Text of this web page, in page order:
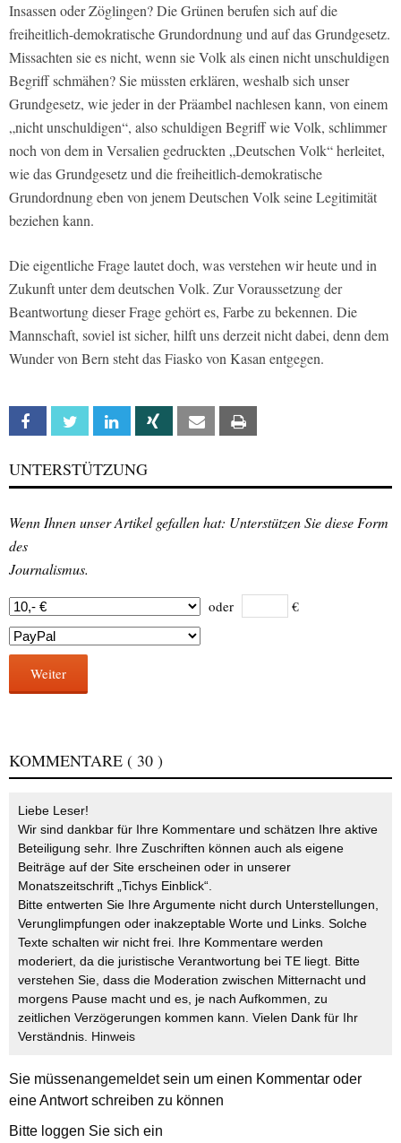
Insassen oder Zöglingen? Die Grünen berufen sich auf die
freiheitlich-demokratische Grundordnung und auf das Grundgesetz.
Missachten sie es nicht, wenn sie Volk als einen nicht unschuldigen
Begriff schmähen? Sie müssten erklären, weshalb sich unser
Grundgesetz, wie jeder in der Präambel nachlesen kann, von einem
„nicht unschuldigen“, also schuldigen Begriff wie Volk, schlimmer
noch von dem in Versalien gedruckten „Deutschen Volk“ herleitet,
wie das Grundgesetz und die freiheitlich-demokratische
Grundordnung eben von jenem Deutschen Volk seine Legitimität
beziehen kann.
Die eigentliche Frage lautet doch, was verstehen wir heute und in
Zukunft unter dem deutschen Volk. Zur Voraussetzung der
Beantwortung dieser Frage gehört es, Farbe zu bekennen. Die
Mannschaft, soviel ist sicher, hilft uns derzeit nicht dabei, denn dem
Wunder von Bern steht das Fiasko von Kasan entgegen.
Facebook Twitter Linkedin Xing Email
UNTERSTÜTZUNG
Wenn Ihnen unser Artikel gefallen hat: Unterstützen Sie diese Form
des
Journalismus.
oder €
Weiter
KOMMENTARE ( 30 )
Liebe Leser!
Wir sind dankbar für Ihre Kommentare und schätzen Ihre aktive
Beteiligung sehr. Ihre Zuschriften können auch als eigene
Beiträge auf der Site erscheinen oder in unserer
Monatszeitschrift „Tichys Einblick“.
Bitte entwerten Sie Ihre Argumente nicht durch Unterstellungen,
Verunglimpfungen oder inakzeptable Worte und Links. Solche
Texte schalten wir nicht frei. Ihre Kommentare werden
moderiert, da die juristische Verantwortung bei TE liegt. Bitte
verstehen Sie, dass die Moderation zwischen Mitternacht und
morgens Pause macht und es, je nach Aufkommen, zu
zeitlichen Verzögerungen kommen kann. Vielen Dank für Ihr
Verständnis. Hinweis
Sie müssenangemeldetsein um einen Kommentar oder
eine Antwort schreiben zu können
Bitte loggen Sie sich ein